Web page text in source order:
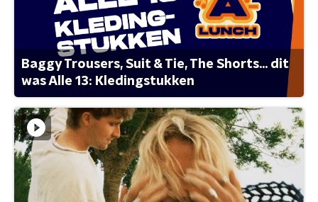
Baggy Trousers, Suit & Tie, The Shorts... dit
was Alle 13: Kledingstukken